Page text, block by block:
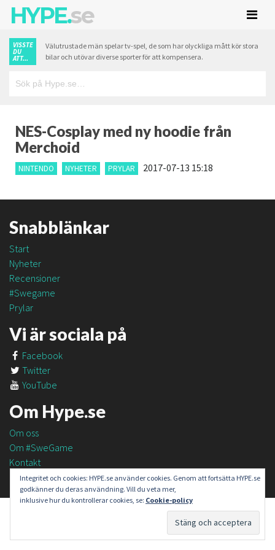
HYPE.se
VISSTE
DU
ATT...
Välutrustade män spelar tv-spel, de som har olyckliga mått kör stora
bilar och utövar diverse sporter för att kompensera.
NES-Cosplay med ny hoodie från
Merchoid
NINTENDO NYHETER PRYLAR 2017-07-13 15:18
Snabblänkar
Start
Nyheter
Recensioner
#Swegame
Prylar
Vi är sociala på
Facebook
Twitter
YouTube
Om Hype.se
Om oss
Om #SweGame
Kontakt
Integritet och cookies: HYPE.se använder cookies. Genom att fortsätta HYPE.se
godkänner du deras användning. Vill du veta mer,
inklusive hur du kontrollerar cookies, se: Cookie-policy